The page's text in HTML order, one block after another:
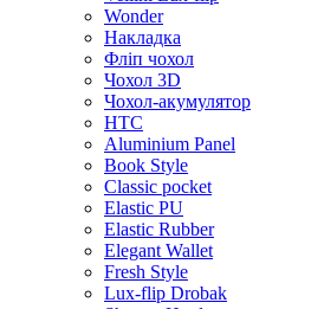
Wonder
Накладка
Фліп чохол
Чохол 3D
Чохол-акумулятор
HTC
Aluminium Panel
Book Style
Classic pocket
Elastic PU
Elastic Rubber
Elegant Wallet
Fresh Style
Lux-flip Drobak